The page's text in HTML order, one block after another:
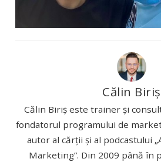
Călin Biriș
Călin Biriș este trainer și
fondatorul programului de
autor al cărții și al podcastului
Marketing”. Din 2009 până în